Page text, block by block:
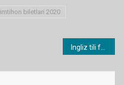
imtihon biletlari 2020